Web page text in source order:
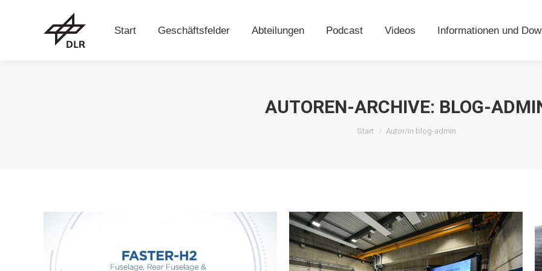
Start Geschäftsfelder Abteilungen Podcast Videos Informationen und
AUTOREN-ARCHIVE: BLOG-
Sie befinden sich hier:
Start Autor/in blog-admin
Start Geschäftsfelder Abteilungen Podcast Videos Informationen und